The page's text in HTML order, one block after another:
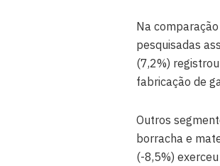
Na
pesquisadas
(7,2%)
fabricação de
Outros
borracha e
(-8,5%)